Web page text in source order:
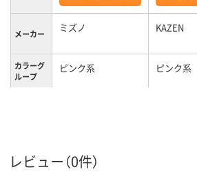
メーカー ミズノ KAZEN
カラーグ
ループ
ピンク系 ピンク系
レビュー（0件）